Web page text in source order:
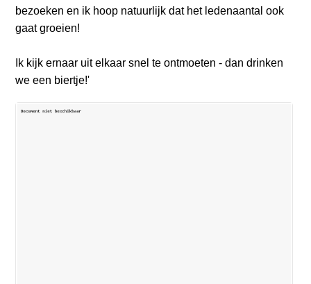
bezoeken en ik hoop natuurlijk dat het ledenaantal ook
gaat groeien!
Ik kijk ernaar uit elkaar snel te ontmoeten - dan drinken
we een biertje!'